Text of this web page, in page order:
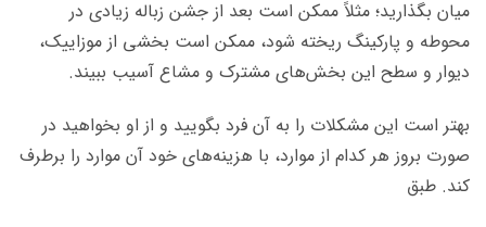
میان بگذارید؛ مثلاً ممکن است بعد از جشن زباله زیادی در
محوطه و پارکینگ ریخته شود، ممکن است بخشی از موزاییک،
دیوار و سطح این بخش‌های مشترک و مشاع آسیب ببیند.
بهتر است این مشکلات را به آن فرد بگویید و از او بخواهید در
صورت بروز هر کدام از موارد، با هزینه‌های خود آن موارد را برطرف
کند. طبق